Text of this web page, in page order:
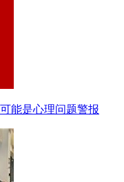
能是心理问题警报